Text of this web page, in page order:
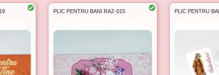
PLIC PENTRU BANI RAZ-015 PLIC PENTRU